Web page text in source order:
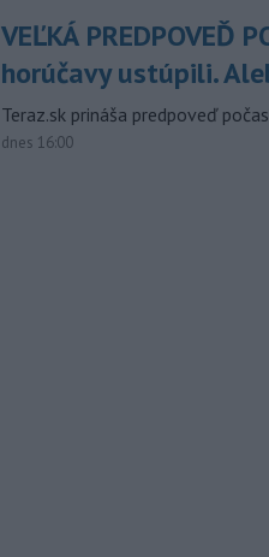
VEĽKÁ PREDPOVEĎ
horúčavy ustúpili.
Teraz.sk prináša predpoveď
dnes 16:00